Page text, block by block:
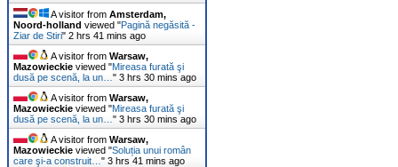
A visitor from Amsterdam,
Noord-holland viewed "Pagină negăsită -
Ziar de Stiri" 2 hrs 41 mins ago
A visitor from Warsaw,
Mazowieckie viewed "Mireasa furată şi
dusă pe scenă, la un… " 3 hrs 30 mins ago
A visitor from Warsaw,
Mazowieckie viewed "Mireasa furată şi
dusă pe scenă, la un… " 3 hrs 30 mins ago
A visitor from Warsaw,
Mazowieckie viewed "Soluția unui român
care şi-a construit… " 3 hrs 41 mins ago